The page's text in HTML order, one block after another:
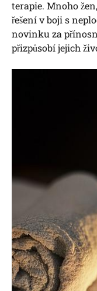
terapie. Mnoho
řešení v boji s
novinku za
přizpůsobí jejich